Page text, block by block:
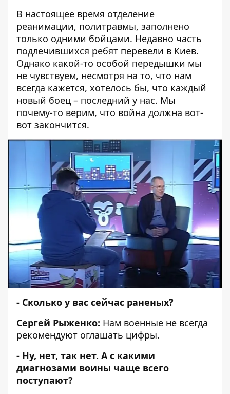
В настоящее время отделение
реанимации, политравмы, заполнено
только одними бойцами. Недавно часть
подлечившихся ребят перевели в Киев.
Однако какой-то особой передышки мы
не чувствуем, несмотря на то, что нам
всегда кажется, хотелось бы, что каждый
новый боец – последний у нас. Мы
почему-то верим, что война должна вот-
вот закончится.
- Сколько у вас сейчас раненых?
Сергей Рыженко: Нам военные не всегда
рекомендуют оглашать цифры.
- Ну, нет, так нет. А с какими
диагнозами воины чаще всего
поступают?